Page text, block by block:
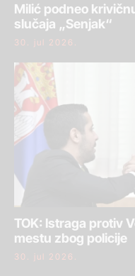
Milić podneo
slučaja „Senjak“
30. jul 2026.
TOK: Istraga protiv
mestu zbog policije
30. jul 2026.